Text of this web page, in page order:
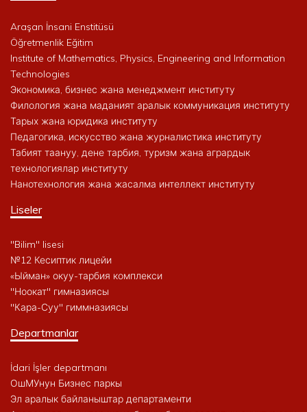
Araşan İnsani Enstitüsü
Öğretmenlik Eğitim
Institute of Mathematics, Physics, Engineering and Information
Technologies
Экономика, бизнес жана менеджмент институту
Филология жана маданият аралык коммуникация институту
Тарых жана юридика институту
Педагогика, искусство жана журналистика институту
Табият таануу, дене тарбия, туризм жана агрардык
технологиялар институту
Нанотехнология жана жасалма интеллект институту
Liseler
"Bilim" lisesi
№12 Кесиптик лицейи
«Ыйман» окуу-тарбия комплекси
"Ноокат" гимназиясы
"Кара-Суу" гиммназиясы
Departmanlar
İdari İşler departmanı
ОшМУнун Бизнес паркы
Эл аралык байланыштар департаменти